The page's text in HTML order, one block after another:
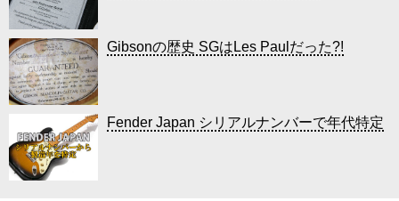
Gibsonの歴史 SGはLes Paulだった?!
Fender Japan シリアルナンバーで年代特定